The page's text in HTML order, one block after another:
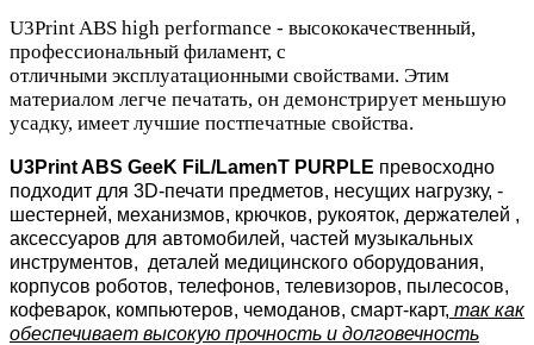
U3Print ABS high performance - высококачественный,
профессиональный филамент, с
отличными эксплуатационными свойствами. Этим
материалом легче печатать, он демонстрирует меньшую
усадку, имеет лучшие постпечатные свойства.
U3Print ABS GeeK FiL/LamenT PURPLE превосходно
подходит для 3D-печати предметов, несущих нагрузку, -
шестерней, механизмов, крючков, рукояток, держателей ,
аксессуаров для автомобилей, частей музыкальных
инструментов, деталей медицинского оборудования,
корпусов роботов, телефонов, телевизоров, пылесосов,
кофеварок, компьютеров, чемоданов, смарт-карт, так как
обеспечивает высокую прочность и долговечность